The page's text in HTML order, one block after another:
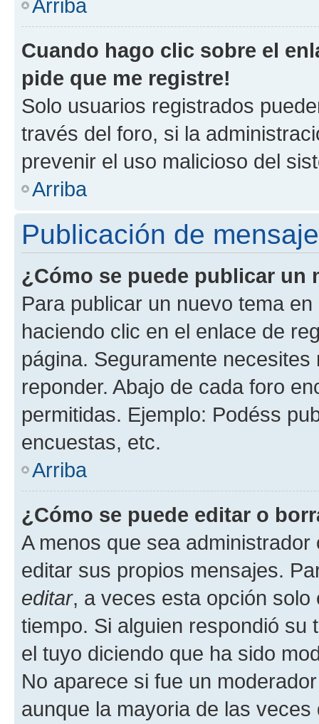
Arriba
Cuando hago clic sobre el
pide que me registre!
Solo usuarios registrados
través del foro, si la
prevenir el uso malicioso del
Arriba
Publicación de
¿Cómo se puede publicar un
Para publicar un nuevo tema
haciendo clic en el enlace de
página. Seguramente
reponder. Abajo de cada foro
permitidas. Ejemplo: Podéss
encuestas, etc.
Arriba
¿Cómo se puede editar o
A menos que sea
editar sus propios mensajes.
editar, a veces esta opción
tiempo. Si alguien respondió
el tuyo diciendo que ha sido
No aparece si fue un
aunque la mayoria de las